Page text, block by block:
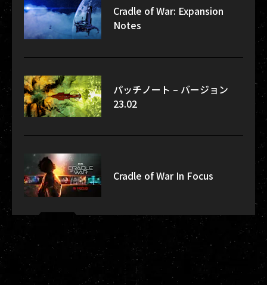
Cradle of War: Expansion
Notes
パッチノート – バージョン
23.02
Cradle of War In Focus